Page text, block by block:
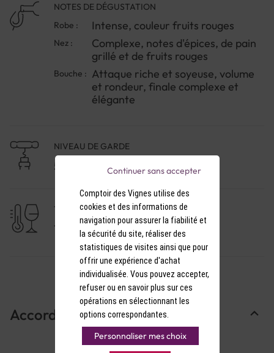
Loup, plus tempérées, subliment la Syrah.Le résultat
est un vin d'une complexité remarquable, alliant
puissance et élégance. Ses arômes de fruits rouges
mûrs se mêlent à des notes épicées et de garrigue,
tandis que sa structure tannique soyeuse promet
une belle évolution. Pour une expérience optimale,
ouvrez-le une heure avant de le servir, idéalement
lors d'un dîner entre amis autour d'une belle pièce
NOTES DE DÉGUSTATION
Robe :
Intense, couleur fruits rouges
Nez :
Complexe, notes d'épices, de pain
grillé et de fruits rouges
Bouche : Attaque riche et soyeuse, volume
et rondeur, finale complexe et
élégante
NIVEAU DE GARDE
5 à 10 ans
TEMPÉRATURE DE SERVICE
15-16°C
Accords Mets & Vins
Comptoir des Vignes utilise des
cookies et des informations de
navigation pour assurer la fiabilité et
la sécurité du site, réaliser des
statistiques de visites ainsi que pour
offrir une expérience d'achat
individualisée. Vous pouvez accepter,
refuser ou en savoir plus sur ces
opérations en sélectionnant les
options correspondantes.
Personnaliser mes choix
Continuer sans accepter